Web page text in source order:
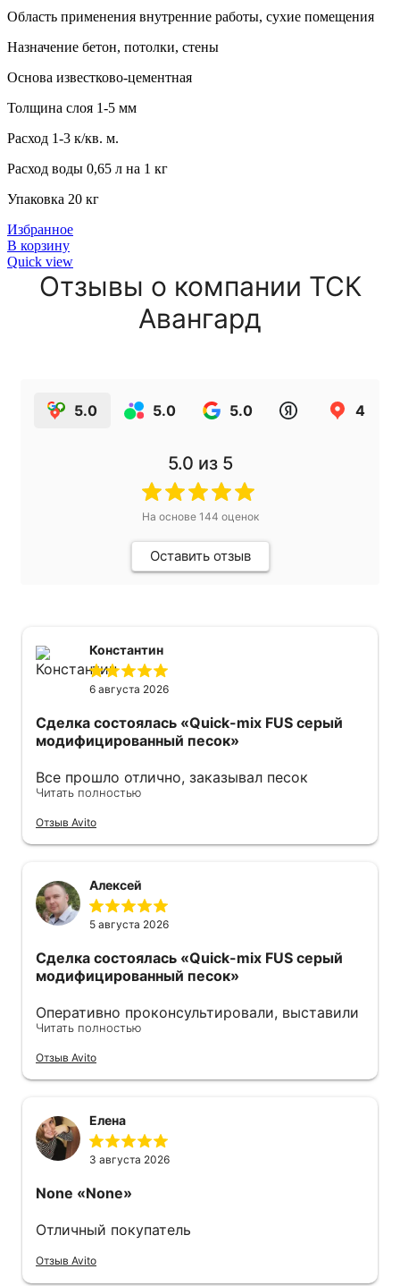
Область применения внутренние работы, сухие помещения
Назначение бетон, потолки, стены
Основа известково-цементная
Толщина слоя 1-5 мм
Расход 1-3 к/кв. м.
Расход воды 0,65 л на 1 кг
Упаковка 20 кг
Избранное
В корзину
Quick view
Отзывы о компании ТСК
Авангард
5.0 5.0 5.0 4.9
5.0 из 5
На основе 144 оценок
Оставить отзыв
Константин
6 августа 2026
Сделка состоялась «Quick-mix FUS серый
модифицированный песок»
Все прошло отлично, заказывал песок
модифицированный. Продавец оперативно
Советую 👍
Читать полностью
Отзыв Avito
Алексей
5 августа 2026
Сделка состоялась «Quick-mix FUS серый
модифицированный песок»
Оперативно проконсультировали, выставили
счёт. Удобно оплачивать по qr-коду. На
пришлось подождать, правда, но песок
свежий. Советую.
Читать полностью
Отзыв Avito
Елена
3 августа 2026
None «None»
Отличный покупатель
Отзыв Avito